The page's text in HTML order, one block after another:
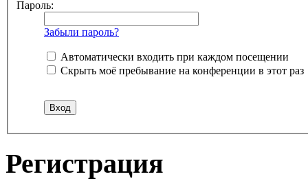
Пароль:
Забыли пароль?
Автоматически входить при каждом посещении
Скрыть моё пребывание на конференции в этот раз
Регистрация